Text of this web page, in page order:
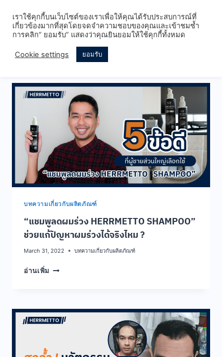
content
บทความเกี่ยวกับผลิตภัณฑ์
บทความเกี่ยวกับผลิตภัณฑ์
“แชมพูลดผมร่วง HERRMETTO SHAMPOO”
ช่วยแก้ปัญหาผมร่วงได้จริงไหม ?
March 31, 2022 บทความเกี่ยวกับผลิตภัณฑ์
อ่านเพิ่ม “แชมพู
HERRMETTO
SHAMPOO”
เราใช้คุกกี้บนเว็บไซต์ของเราเพื่อให้คุณได้รับประสบการณ์ที่
เกี่ยวข้องมากที่สุดโดยจดจำความชอบของคุณและเข้าชมซ้ำ
การคลิก“ ยอมรับ” แสดงว่าคุณยินยอมให้ใช้คุกกี้ทั้งหมด
Cookie settings ยอมรับ